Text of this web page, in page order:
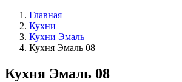
Главная
Кухни
Кухни Эмаль
Кухня Эмаль 08
Кухня Эмаль 08